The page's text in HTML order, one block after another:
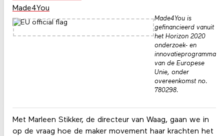
Met Marleen Stikker, de directeur van Waag, gaan we in
op de vraag hoe de maker movement haar krachten het
Made4You
Made4You is
gefinancieerd vanuit
het Horizon 2020
onderzoek- en
innovatieprogramma
van de Europese
Unie, onder
overeenkomst no.
780298.